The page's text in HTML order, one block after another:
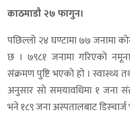
काठमाडाै‌ २७ फागुन।
पछिल्लो २४ घण्टामा ७७ जनामा
छ । ७९८१ जनामा गरिएको
संक्रमण पुष्टि भएको हो । स्वास्थ्य
अनुसार सो समयावधिमा १ जना
भने १८९ जना अस्पतालबाट